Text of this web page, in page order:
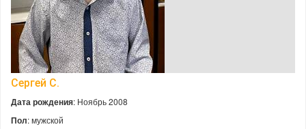
Сергей С.
Дата рождения: Ноябрь 2008
Пол: мужской